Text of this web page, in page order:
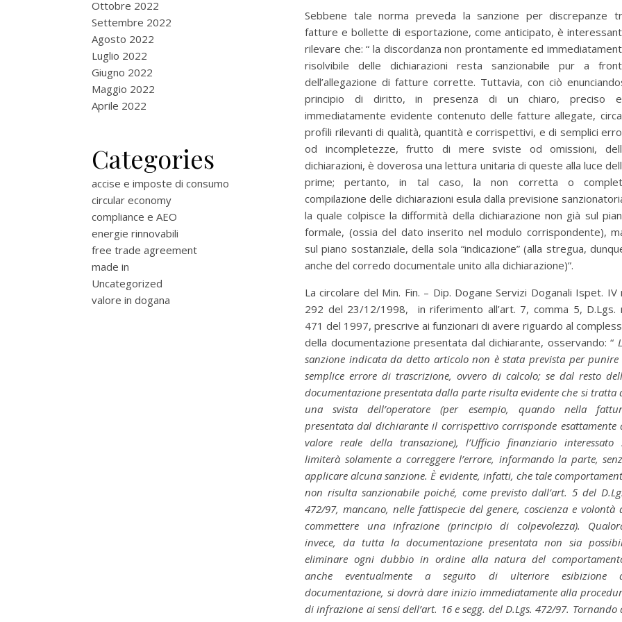
Ottobre 2022
Settembre 2022
Agosto 2022
Luglio 2022
Giugno 2022
Maggio 2022
Aprile 2022
Categories
accise e imposte di consumo
circular economy
compliance e AEO
energie rinnovabili
free trade agreement
made in
Uncategorized
valore in dogana
Sebbene tale norma preveda la sanzione per discrepanze
fatture e bollette di esportazione, come anticipato, è
rilevare che: “ la discordanza non prontamente ed
risolvibile delle dichiarazioni resta sanzionabile pur a
dell’allegazione di fatture corrette. Tuttavia, con ciò
principio di diritto, in presenza di un chiaro, preciso
immediatamente evidente contenuto delle fatture allegate,
profili rilevanti di qualità, quantità e corrispettivi, e di semplici
od incompletezze, frutto di mere sviste od omissioni,
dichiarazioni, è doverosa una lettura unitaria di queste alla luce
prime; pertanto, in tal caso, la non corretta o
compilazione delle dichiarazioni esula dalla previsione
la quale colpisce la difformità della dichiarazione non già sul
formale, (ossia del dato inserito nel modulo corrispondente),
sul piano sostanziale, della sola “indicazione” (alla stregua,
anche del corredo documentale unito alla dichiarazione)”.
La circolare del Min. Fin. – Dip. Dogane Servizi Doganali Ispet. IV
292 del 23/12/1998, in riferimento all’art. 7, comma 5, D.Lgs.
471 del 1997, prescrive ai funzionari di avere riguardo al
della documentazione presentata dal dichiarante, osservando: “
sanzione indicata da detto articolo non è stata prevista per
semplice errore di trascrizione, ovvero di calcolo; se dal resto
documentazione presentata dalla parte risulta evidente che si tratta
una svista dell’operatore (per esempio, quando nella
presentata dal dichiarante il corrispettivo corrisponde esattamente
valore reale della transazione), l’Ufficio finanziario interessato
limiterà solamente a correggere l’errore, informando la parte,
applicare alcuna sanzione. È evidente, infatti, che tale
non risulta sanzionabile poiché, come previsto dall’art. 5 del
472/97, mancano, nelle fattispecie del genere, coscienza e volontà
commettere una infrazione (principio di colpevolezza).
invece, da tutta la documentazione presentata non sia
eliminare ogni dubbio in ordine alla natura del
anche eventualmente a seguito di ulteriore esibizione
documentazione, si dovrà dare inizio immediatamente alla
di infrazione ai sensi dell’art. 16 e segg. del D.Lgs. 472/97. Tornando